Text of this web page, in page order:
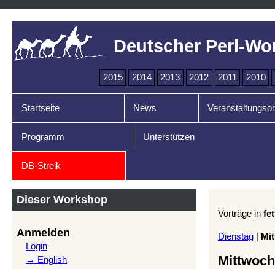
Deutscher Perl-
2015 2014 2013 2012 2011 2010
Startseite News
Programm Unterstützen
DB-Streik
Dieser Workshop
Anmelden
Login
→ English
Vorträge in
Dienstag